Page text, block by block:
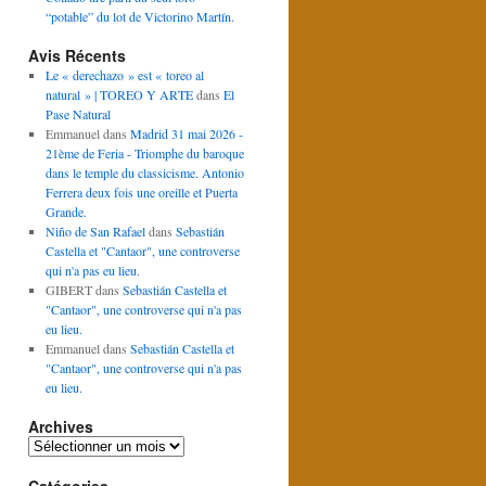
“potable” du lot de Victorino Martín.
Avis Récents
Le « derechazo » est « toreo al
natural » | TOREO Y ARTEdans El
Pase Natural
Emmanueldans Madrid 31 mai 2026 -
21ème de Feria - Triomphe du baroque
dans le temple du classicisme. Antonio
Ferrera deux fois une oreille et Puerta
Grande.
Niño de San Rafaeldans Sebastián
Castella et "Cantaor", une controverse
qui n'a pas eu lieu.
GIBERTdans Sebastián Castella et
"Cantaor", une controverse qui n'a pas
eu lieu.
Emmanueldans Sebastián Castella et
"Cantaor", une controverse qui n'a pas
eu lieu.
Archives
Archives